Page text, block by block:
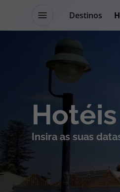
Destinos
Promoções
Destinos
Voos
Insira as suas